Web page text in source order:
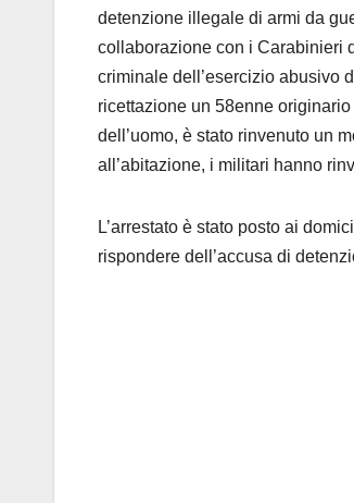
detenzione illegale di armi da
collaborazione con i Carabinieri
criminale dell’esercizio abusivo
ricettazione un 58enne
dell’uomo, è stato rinvenuto un
all’abitazione, i militari hanno
L’arrestato è stato posto ai
rispondere dell’accusa di